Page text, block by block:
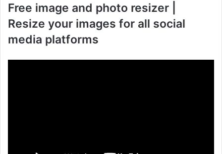
Free image and photo resizer |
Resize your images for all social
media platforms